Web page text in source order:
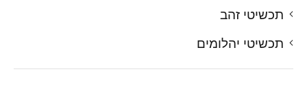
תכשיטי זהב
תכשיטי יהלומים